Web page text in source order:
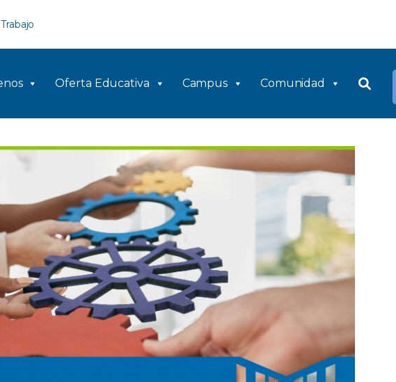
Oferta Educativa Campus Comunidad